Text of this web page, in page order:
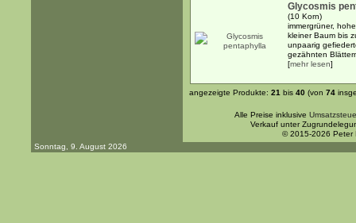
Glycosmis
(10 Korn)
immergrüner,
kleiner Baum bis
unpaarig
gezähnten
[mehr lesen]
angezeigte Produkte: 21 bis 40 (von 74
Alle Preise inklusive
Verkauf unter
© 2015-2026 Peter
Sonntag, 9. August 2026